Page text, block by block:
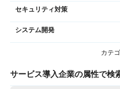
セキュリティ対策
システム開発
カテ
サービス導入企業の属性で検